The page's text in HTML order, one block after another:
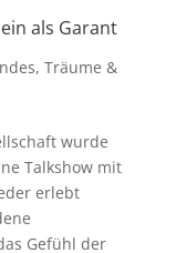
als Garant
, Träume &
wurde
Talkshow mit
erlebt
Gefühl der